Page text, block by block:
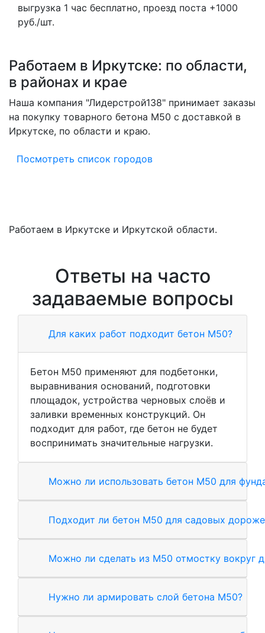
выгрузка 1 час бесплатно, проезд поста +1000
руб./шт.
Работаем в Иркутске: по области,
в районах и крае
Наша компания "Лидерстрой138" принимает заказы
на покупку товарного бетона M50 с доставкой в
Иркутске, по области и краю.
Посмотреть список городов
Работаем в Иркутске и Иркутской области.
Ответы на часто
задаваемые вопросы
Для каких работ подходит бетон М50?
Бетон М50 применяют для подбетонки,
выравнивания оснований, подготовки
площадок, устройства черновых слоёв и
заливки временных конструкций. Он
подходит для работ, где бетон не будет
воспринимать значительные нагрузки.
Можно ли использовать бетон М50 для
Подходит ли бетон М50 для садовых
Можно ли сделать из М50 отмостку вокруг
Нужно ли армировать слой бетона М50?